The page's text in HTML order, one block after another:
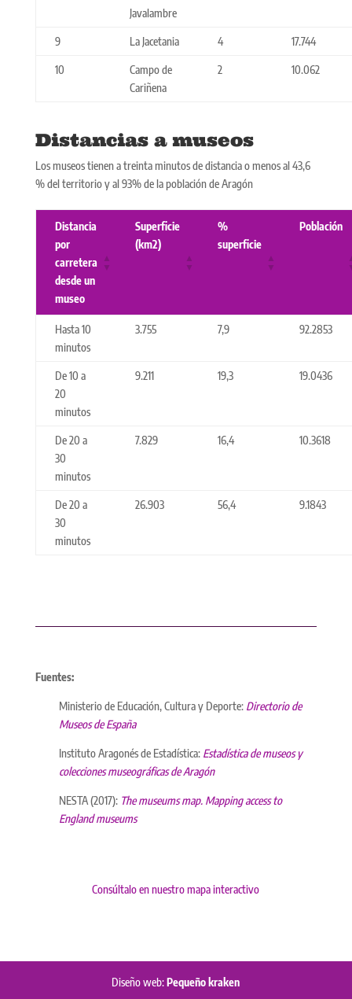
Javalambre
9 La Jacetania 4 17.744
10
Campo de
Cariñena
2 10.062
Distancias a museos
Los museos tienen a treinta minutos de distancia o menos al 43,6
% del territorio y al 93% de la población de Aragón
Distancia
por
carretera
desde un
museo
Superficie
(km2)
%
superficie
Población
Hasta 10
minutos
3.755 7,9 92.2853
De 10 a
20
minutos
9.211 19,3 19.0436
De 20 a
30
minutos
7.829 16,4 10.3618
De 20 a
30
minutos
26.903 56,4 9.1843
Fuentes:
Ministerio de Educación, Cultura y Deporte: Directorio de
Museos de España
Instituto Aragonés de Estadística: Estadística de museos y
colecciones museográficas de Aragón
NESTA (2017): The museums map. Mapping access to
England museums
Consúltalo en nuestro mapa interactivo
Diseño web:Pequeño kraken